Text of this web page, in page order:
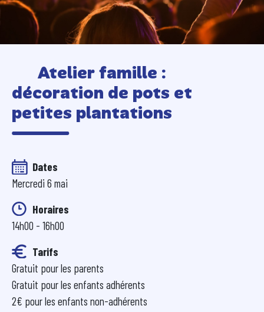
🪴 Atelier famille :
décoration de pots et
petites plantations
Dates
Mercredi 6 mai
Horaires
14h00 - 16h00
Tarifs
Gratuit pour les parents
Gratuit pour les enfants adhérents
2€ pour les enfants non-adhérents